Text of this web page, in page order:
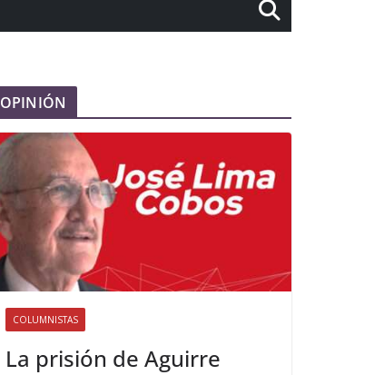
OPINIÓN
COLUMNISTAS
La prisión de Aguirre